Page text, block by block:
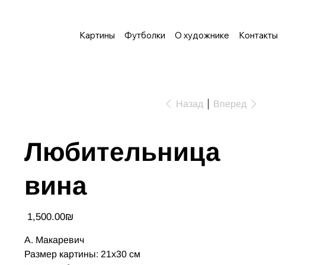
Картины Футболки О художнике Контакты
Назад Вперед
Любительница
вина
Цена ‏1,500.00 ‏₪
А. Макаревич
Размер картины: 21х30 см